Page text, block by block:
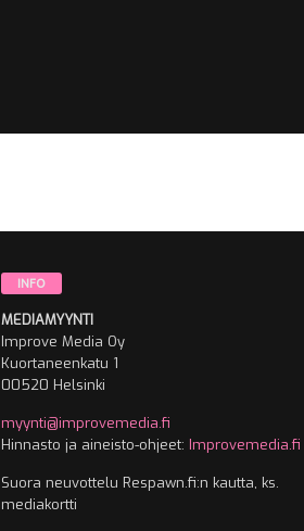
INFO
MEDIAMYYNTI
Improve Media Oy
Kuortaneenkatu 1
00520 Helsinki
myynti@improvemedia.fi
Hinnasto ja aineisto-ohjeet: Improvemedia.fi
Suora neuvottelu Respawn.fi:n kautta, ks.
mediakortti